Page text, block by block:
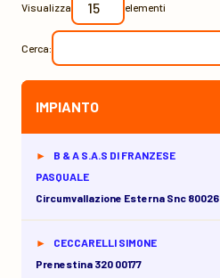
Visualizza elementi
Cerca:
IMPIANTO
B & A S.A.S DI FRANZESE
PASQUALE
Circumvallazione Esterna Snc 80026
CECCARELLI SIMONE
Prenestina 320 00177